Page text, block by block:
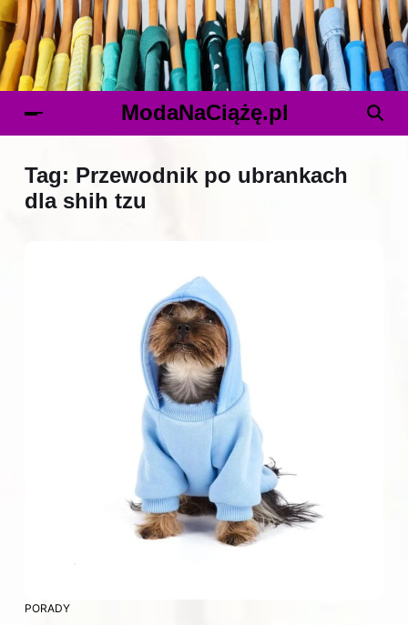
ModaNaCiążę.pl
Tag: Przewodnik po ubrankach
dla shih tzu
PORADY